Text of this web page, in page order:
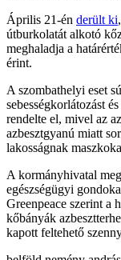
Április 21-én derült ki
útburkolatát alkotó
meghaladja a
érint.
A szombathelyi eset
sebességkorlátozást
rendelte el, mivel az
azbesztgyanú miatt
lakosságnak
A kormányhivatal
egészségügyi
Greenpeace szerint a
kőbányák
kapott feltehető